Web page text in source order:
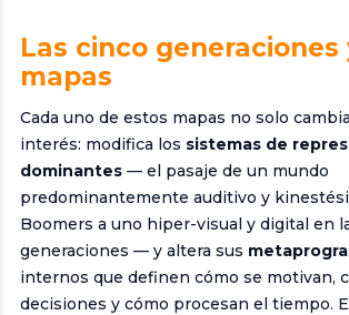
Las cinco generaciones
mapas
Cada uno de estos mapas no solo
interés: modifica los sistemas de
dominantes — el pasaje de un mundo
predominantemente auditivo y
Boomers a uno hiper-visual y digital en
generaciones — y altera sus
internos que definen cómo se motivan,
decisiones y cómo procesan el tiempo.